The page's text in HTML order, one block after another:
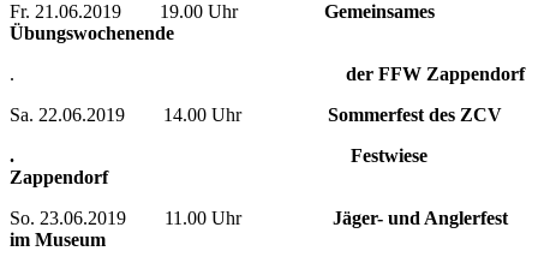
Fr. 21.06.2019 19.00 Uhr Gemeinsames
Übungswochenende
. der FFW Zappendorf
Sa. 22.06.2019 14.00 Uhr Sommerfest des ZCV
. Festwiese
Zappendorf
So. 23.06.2019 11.00 Uhr Jäger- und Anglerfest
im Museum